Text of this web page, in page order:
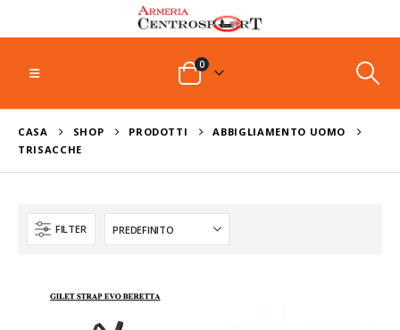
0
CASA SHOP PRODOTTI
ABBIGLIAMENTO UOMO
TRISACCHE
FILTER